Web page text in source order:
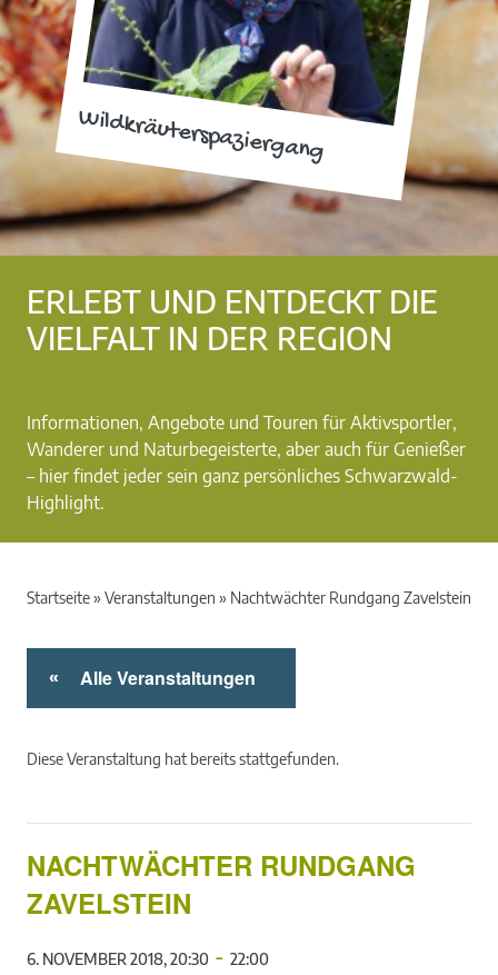
Wildkräuterspaziergang
ERLEBT UND ENTDECKT DIE
VIELFALT IN DER REGION
Informationen, Angebote und Touren für Aktivsportler,
Wanderer und Naturbegeisterte, aber auch für Genießer
– hier findet jeder sein ganz persönliches Schwarzwald-
Highlight.
Startseite» Veranstaltungen » Nachtwächter Rundgang Zavelstein
« Alle Veranstaltungen
Diese Veranstaltung hat bereits stattgefunden.
NACHTWÄCHTER RUNDGANG
ZAVELSTEIN
6. NOVEMBER 2018, 20:30 - 22:00